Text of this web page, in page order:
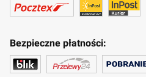
Bezpieczne płatności: